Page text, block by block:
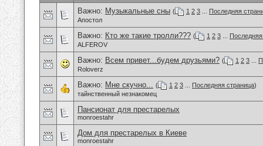
Важно: Музыкальные сны ( 1 2 3
Последняя
Апостол
Важно: Кто же такие тролли??? ( 1 2 3
ALFEROV
Важно: Всем привет...будем друзьями? ( 1 2 3
Roloverz
Важно: Мне скучно... ( 1 2 3 Последняя страница)
тайнственный незнакомец
Пансионат для престарелых
monroestahr
Дом для престарелых в Киеве
monroestahr